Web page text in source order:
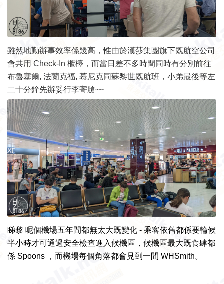
雖然地勤辦事效率係幾高，惟由於漢莎集團旗下既航空公司
會共用 Check-In 櫃檯，而當日差不多時間同時有分別前往
布魯塞爾, 法蘭克福, 慕尼克同蘇黎世既航班，小弟最後等左
二十分鐘先辦妥行李寄艙~~
睇黎 呢個機場五年間都無太大既變化 - 乘客依舊都係要輪候
半小時才可通過安全檢查進入候機區，候機區最大既食肆都
係 Spoons ，而機場每個角落都會見到一間 WHSmith。